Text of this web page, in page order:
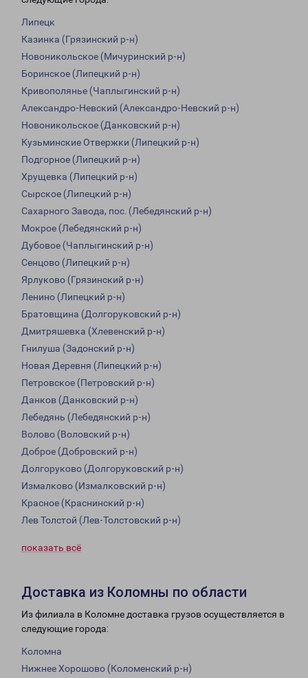
Липецк
Казинка (Грязинский р-н)
Новоникольское (Мичуринский р-н)
Боринское (Липецкий р-н)
Кривополянье (Чаплыгинский р-н)
Александро-Невский (Александро-Невский р-н)
Новоникольское (Данковский р-н)
Кузьминские Отвержки (Липецкий р-н)
Подгорное (Липецкий р-н)
Хрущевка (Липецкий р-н)
Сырское (Липецкий р-н)
Сахарного Завода, пос. (Лебедянский р-н)
Мокрое (Лебедянский р-н)
Дубовое (Чаплыгинский р-н)
Сенцово (Липецкий р-н)
Ярлуково (Грязинский р-н)
Ленино (Липецкий р-н)
Братовщина (Долгоруковский р-н)
Дмитряшевка (Хлевенский р-н)
Гнилуша (Задонский р-н)
Новая Деревня (Липецкий р-н)
Петровское (Петровский р-н)
Данков (Данковский р-н)
Лебедянь (Лебедянский р-н)
Волово (Воловский р-н)
Доброе (Добровский р-н)
Долгоруково (Долгоруковский р-н)
Измалково (Измалковский р-н)
Красное (Краснинский р-н)
Лев Толстой (Лев-Толстовский р-н)
показать всё
Доставка из Коломны по области
Из филиала в Коломне доставка грузов осуществляется в
следующие города:
Коломна
Нижнее Хорошово (Коломенский р-н)